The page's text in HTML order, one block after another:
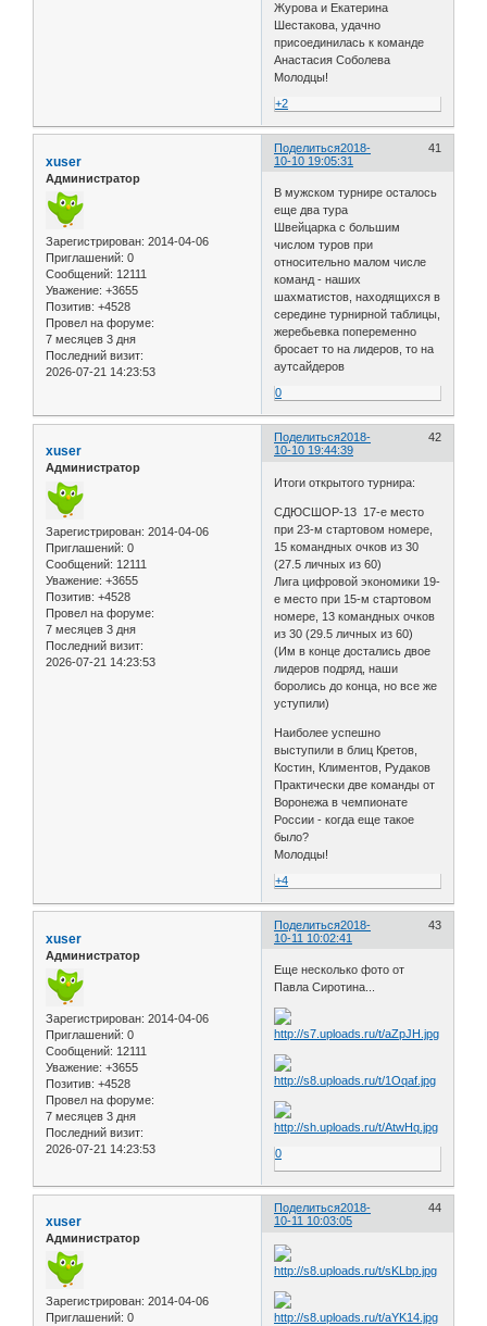
Журова и Екатерина
Шестакова, удачно
присоединилась к команде
Анастасия Соболева
Молодцы!
+2
Поделиться 41
2018-
10-10 19:05:31
xuser
Администратор
Зарегистрирован: 2014-04-06
Приглашений: 0
Сообщений: 12111
Уважение: +3655
Позитив: +4528
Провел на форуме:
7 месяцев 3 дня
Последний визит:
2026-07-21 14:23:53
В мужском турнире осталось
еще два тура
Швейцарка с большим
числом туров при
относительно малом числе
команд - наших
шахматистов, находящихся в
середине турнирной таблицы,
жеребьевка попеременно
бросает то на лидеров, то на
аутсайдеров
0
Поделиться 42
2018-
10-10 19:44:39
xuser
Администратор
Зарегистрирован: 2014-04-06
Приглашений: 0
Сообщений: 12111
Уважение: +3655
Позитив: +4528
Провел на форуме:
7 месяцев 3 дня
Последний визит:
2026-07-21 14:23:53
Итоги открытого турнира:
СДЮСШОР-13 17-е место
при 23-м стартовом номере,
15 командных очков из 30
(27.5 личных из 60)
Лига цифровой экономики 19-
е место при 15-м стартовом
номере, 13 командных очков
из 30 (29.5 личных из 60)
(Им в конце достались двое
лидеров подряд, наши
боролись до конца, но все же
уступили)
Наиболее успешно
выступили в блиц Кретов,
Костин, Климентов, Рудаков
Практически две команды от
Воронежа в чемпионате
России - когда еще такое
было?
Молодцы!
+4
Поделиться 43
2018-
10-11 10:02:41
xuser
Администратор
Зарегистрирован: 2014-04-06
Приглашений: 0
Сообщений: 12111
Уважение: +3655
Позитив: +4528
Провел на форуме:
7 месяцев 3 дня
Последний визит:
2026-07-21 14:23:53
Еще несколько фото от
Павла Сиротина...
0
Поделиться 44
2018-
10-11 10:03:05
xuser
Администратор
Зарегистрирован: 2014-04-06
Приглашений: 0